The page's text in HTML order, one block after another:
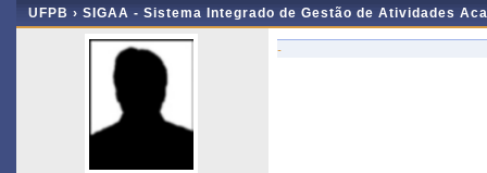
UFPB › SIGAA - Sistema Integrado de Gestão de Atividades
-